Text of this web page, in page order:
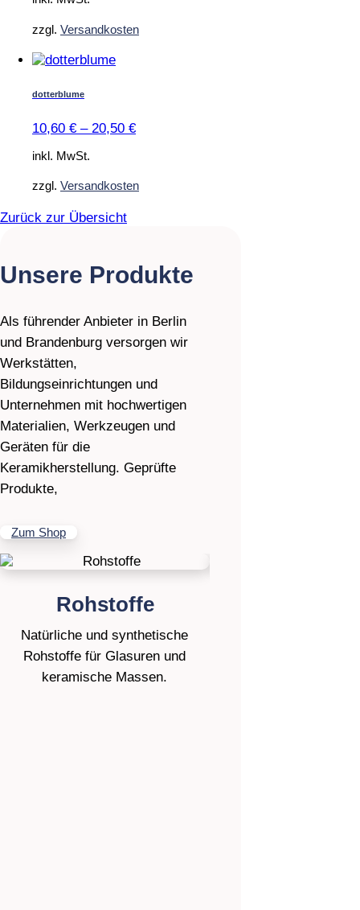
können
zzgl. Versandkosten
Dieses
Varianten
auf.
können
der
werden
dotterblume
10,60 € – 20,50 €
inkl. MwSt.
zzgl. Versandkosten
Zurück zur Übersicht
Unsere Produkte
Als führender Anbieter in Berlin
und Brandenburg versorgen wir
Werkstätten,
Bildungseinrichtungen und
Unternehmen mit hochwertigen
Materialien, Werkzeugen und
Geräten für die
Keramikherstellung. Geprüfte
Produkte,
Zum Shop
Rohstoffe
Natürliche und synthetische
Rohstoffe für Glasuren und
keramische Massen.